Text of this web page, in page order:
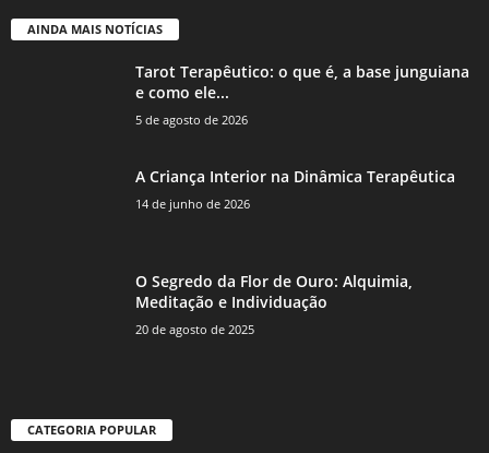
AINDA MAIS NOTÍCIAS
Tarot Terapêutico: o que é, a base junguiana
e como ele...
5 de agosto de 2026
A Criança Interior na Dinâmica Terapêutica
14 de junho de 2026
O Segredo da Flor de Ouro: Alquimia,
Meditação e Individuação
20 de agosto de 2025
CATEGORIA POPULAR